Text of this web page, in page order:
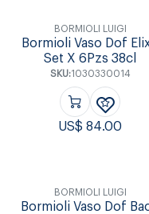
BORMIOLI LUIGI
Bormioli Vaso Dof
Set X 6Pzs 38cl
SKU:1030330014
US$84.00
BORMIOLI LUIGI
Bormioli Vaso Dof